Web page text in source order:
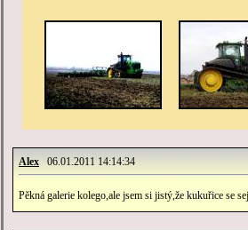
Alex 06.01.2011 14:14:34
Pěkná galerie kolego,ale jsem si jistý,že kukuřice se